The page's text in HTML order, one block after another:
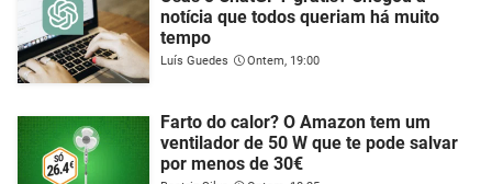
notícia que todos queriam há muito
tempo
Luís Guedes Ontem, 19:00
Farto do calor? O Amazon tem um
ventilador de 50 W que te pode salvar
por menos de 30€